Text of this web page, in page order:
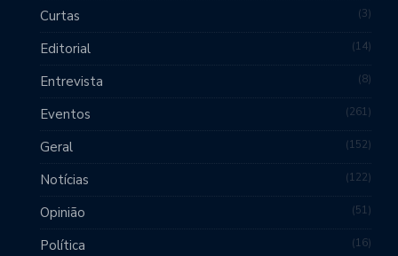
Curtas 3
Editorial 14
Entrevista 8
Eventos 261
Geral 152
Notícias 122
Opinião 51
Política 16